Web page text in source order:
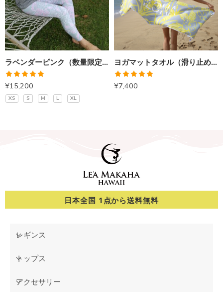
ラベンダーピンク（数量限定）
5段階中
5.00の評価
¥15,200
XS S M L XL
ヨガマットタオル（滑り止め付）パイナップルイエロー
5段階中
5.00 の評価
¥7,400
日本全国 1点から送料無料
レギンス
トップス
アクセサリー